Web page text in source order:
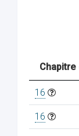
Chapitre
16
16